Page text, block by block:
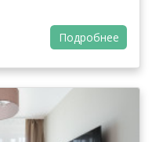
Подробнее